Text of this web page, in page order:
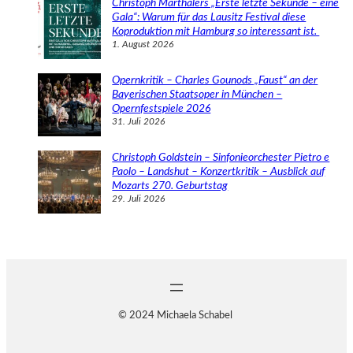
Christoph Marthalers „Erste letzte Sekunde – eine
Gala“: Warum für das Lausitz Festival diese
Koproduktion mit Hamburg so interessant ist.
1. August 2026
Opernkritik – Charles Gounods „Faust“ an der
Bayerischen Staatsoper in München –
Opernfestspiele 2026
31. Juli 2026
Christoph Goldstein – Sinfonieorchester Pietro e
Paolo – Landshut – Konzertkritik – Ausblick auf
Mozarts 270. Geburtstag
29. Juli 2026
© 2024 Michaela Schabel